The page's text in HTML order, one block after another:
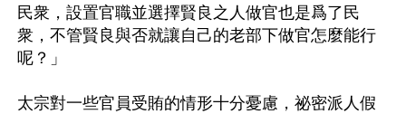
民衆，設置官職並選擇賢良之人做官也是爲了民
衆，不管賢良與否就讓自己的老部下做官怎麼能行
呢？」
太宗對一些官員受賄的情形十分憂慮，祕密派人假